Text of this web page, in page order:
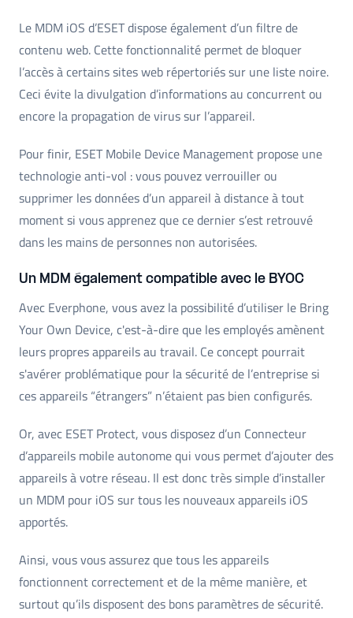
Le MDM iOS d’ESET dispose également d’un filtre de
contenu web. Cette fonctionnalité permet de bloquer
l’accès à certains sites web répertoriés sur une liste noire.
Ceci évite la divulgation d’informations au concurrent ou
encore la propagation de virus sur l’appareil.
Pour finir, ESET Mobile Device Management propose une
technologie anti-vol : vous pouvez verrouiller ou
supprimer les données d’un appareil à distance à tout
moment si vous apprenez que ce dernier s’est retrouvé
dans les mains de personnes non autorisées.
Un MDM également compatible avec le BYOC
Avec Everphone, vous avez la possibilité d’utiliser le Bring
Your Own Device, c'est-à-dire que les employés amènent
leurs propres appareils au travail. Ce concept pourrait
s'avérer problématique pour la sécurité de l’entreprise si
ces appareils “étrangers” n’étaient pas bien configurés.
Or, avec ESET Protect, vous disposez d’un Connecteur
d’appareils mobile autonome qui vous permet d’ajouter des
appareils à votre réseau. Il est donc très simple d’installer
un MDM pour iOS sur tous les nouveaux appareils iOS
apportés.
Ainsi, vous vous assurez que tous les appareils
fonctionnent correctement et de la même manière, et
surtout qu’ils disposent des bons paramètres de sécurité.